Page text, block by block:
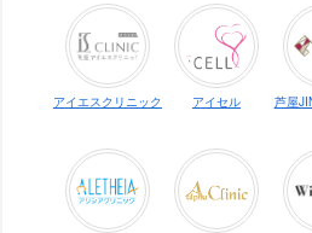
アイエスクリニック アイセル 芦屋